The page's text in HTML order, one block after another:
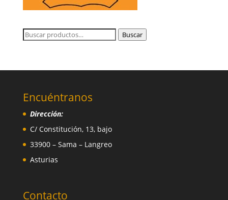
Buscar
Buscar
Encuéntranos
Dirección:
C/ Constitución, 13, bajo
33900 – Sama – Langreo
Asturias
Contacto